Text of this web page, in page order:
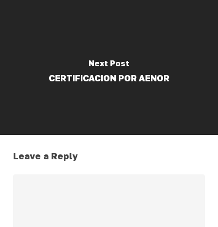
Next Post
CERTIFICACION POR AENOR
Leave a Reply